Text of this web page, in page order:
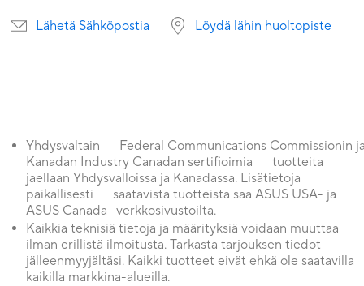
Lähetä Sähköpostia Löydä lähin huoltopiste
Yhdysvaltain Federal Communications Commissionin
Kanadan Industry Canadan sertifioimia tuotteita
jaellaan Yhdysvalloissa ja Kanadassa. Lisätietoja
paikallisesti saatavista tuotteista saa ASUS USA- ja
ASUS Canada -verkkosivustoilta.
Kaikkia teknisiä tietoja ja määrityksiä voidaan muuttaa
ilman erillistä ilmoitusta. Tarkasta tarjouksen tiedot
jälleenmyyjältäsi. Kaikki tuotteet eivät ehkä ole saatavilla
kaikilla markkina-alueilla.